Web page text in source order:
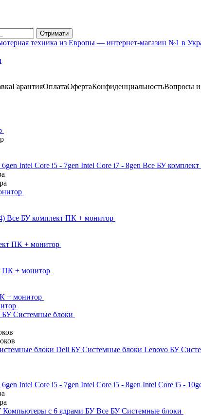
ГарантияОплатаОфертаКонфиденциальностьВопросы и
Intel Core i5 - 7gen Intel Core i7 - 8gen Все БУ
Все БУ комплект ПК + монитор
ПК + монитор
ПК + монитор
+ монитор
БУ Системные блоки
блоки Dell БУСистемные блоки Lenovo БУ
Intel Core i5 - 7gen Intel Core i5 - 8gen Intel Core i5 -
Компьютеры с 6 ядрами БУВсе БУ Системные блоки